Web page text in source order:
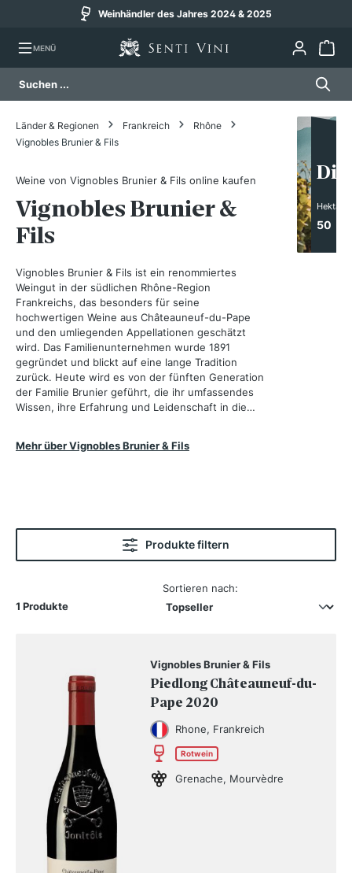
Weinhändler des Jahres 2024 & 2025
MENÜ
Länder & Regionen Frankreich
Rhône
Vignobles Brunier & Fils
Weine von Vignobles Brunier & Fils online kaufen
Vignobles Brunier &
Fils
Vignobles Brunier & Fils ist ein renommiertes
Weingut in der südlichen Rhône-Region
Frankreichs, das besonders für seine
hochwertigen Weine aus Châteauneuf-du-Pape
und den umliegenden Appellationen geschätzt
wird. Das Familienunternehmen wurde 1891
gegründet und blickt auf eine lange Tradition
zurück. Heute wird es von der fünften Generation
der Familie Brunier geführt, die ihr umfassendes
Wissen, ihre Erfahrung und Leidenschaft in die
erzeugen.
Mehr über Vignobles Brunier & Fils
Hektar
50
Produkte filtern
1 Produkte
Sortieren nach:
Vignobles Brunier & Fils
Piedlong Châteauneuf-du-
Pape 2020
Rhone, Frankreich
Rotwein
Grenache, Mourvèdre